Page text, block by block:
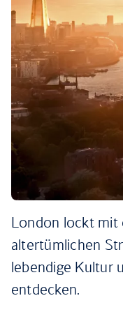
London lockt mit
altertümlichen
lebendige Kultur
entdecken.